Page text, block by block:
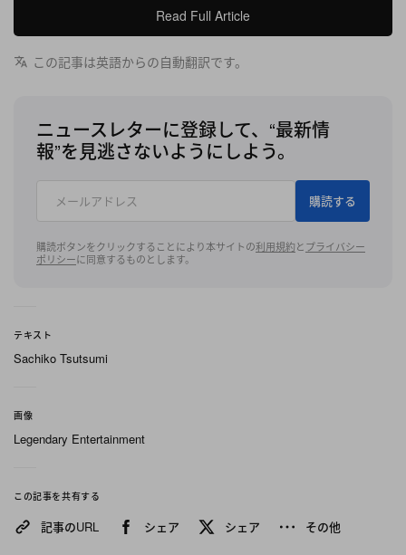
（Andrew Koji）、ケン・マスターズ役にノア・セン
ティネオ（Noah Centineo）、春麗役にカリーナ・
リャン（Callina Liang）、そして豪鬼役にプロレス
バイソン役のデヴィット・ダストマルチャン
（David Dastmalchian）をはじめ、コディー・ロー
ズ（Cody Rhodes）、エリック・アンドレ（Eric
André）、ヴィドゥユト・ジャームワール（Vidyut
Jammwal）、50セント（50 Cent）、ジェイソン・
モモア（Jason Momoa）ら、多彩なジャンルのスタ
監督はキタオ・サクライ（Kitao Sakurai）が務め、
「Legendary Entertainment」が「カプコン」とタ
シネマティックな体験を目指す。ティザー映像で
は、リュウとケンのクラシックなシルエットをはじ
現やバトルシーンが印象的に描かれており、過去の
実写化作品とは一線を画す“原作回帰”の姿勢がうか
Read Full Article
この記事は英語からの自動翻訳です。
ニュースレターに登録して、“最新情
報”を見逃さないようにしよう。
購読する
購読ボタンをクリックすることにより本サイトの利用規約とプライバシー
ポリシーに同意するものとします。
テキスト
Sachiko Tsutsumi
画像
Legendary Entertainment
この記事を共有する
記事のURL シェア シェア その他